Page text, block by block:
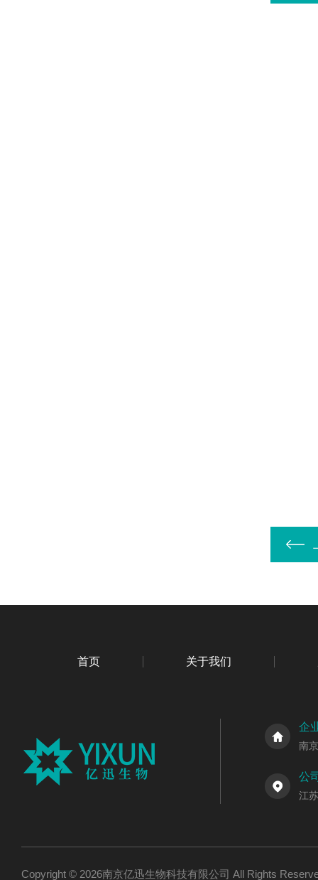
首页 关于我们
企
南
公
江
Copyright © 2026南京亿迅生物科技有限公司 All Rights